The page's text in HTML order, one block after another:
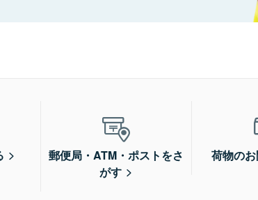
郵便局・ATM・ポストをさ
がす
荷物の